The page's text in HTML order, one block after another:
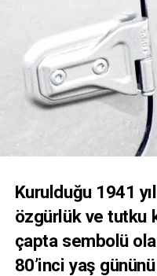
Kurulduğu 1941
özgürlük ve tutku
çapta sembolü
80’inci yaş